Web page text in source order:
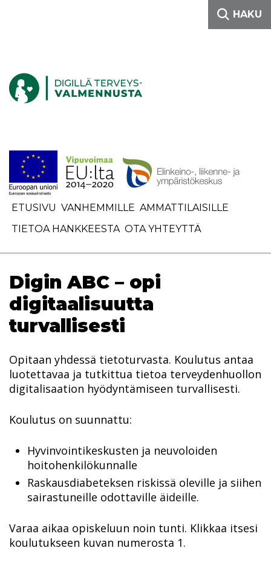
HAKU
ETUSIVU VANHEMMILLE AMMATTILAISILLE
TIETOA HANKKEESTA OTA YHTEYTTÄ
Digin ABC – opi
digitaalisuutta
turvallisesti
Opitaan yhdessä tietoturvasta. Koulutus antaa
luotettavaa ja tutkittua tietoa terveydenhuollon
digitalisaation hyödyntämiseen turvallisesti.
Koulutus on suunnattu:
Hyvinvointikeskusten ja neuvoloiden
hoitohenkilökunnalle
Raskausdiabeteksen riskissä oleville ja siihen
sairastuneille odottaville äideille.
Varaa aikaa opiskeluun noin tunti. Klikkaa itsesi
koulutukseen kuvan numerosta 1.